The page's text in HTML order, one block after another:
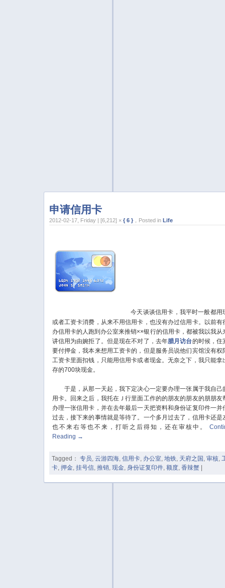
申请信用卡
2012-02-17, Friday | [6,212] ×{ 6 } ，Posted inLife
今天谈谈信用卡，我平时一般都用
或者工资卡消费，从来不用信用卡，也没有办过信用卡。以前有
办信用卡的人跑到办公室来推销××银行的信用卡，都被我以我从
讲信用为由婉拒了。但是现在不对了，去年腊月访台的时候，住
要付押金，我本来想用工资卡的，但是服务员说他们宾馆没有权
工资卡里面扣钱，只能用信用卡或者现金。无奈之下，我只能拿
存的700块现金。
于是，从那一天起，我下定决心一定要办理一张属于我自己
用卡。回来之后，我托在Ｊ行里面工作的的朋友的朋友的朋朋友
办理一张信用卡，并在去年最后一天把资料和身份证复印件一并
过去，接下来的事情就是等待了。一个多月过去了，信用卡还是
也不来右等也不来，打听之后得知，还在审核中。
Reading →
Tagged： 专员 ,云游四海 ,信用卡 办公室 ,地铁 天府之国 ,审核
卡 ,押金 ,挂号信 ,推销 ,现金 ,身份证复印件 ,额度 ,香辣蟹 |